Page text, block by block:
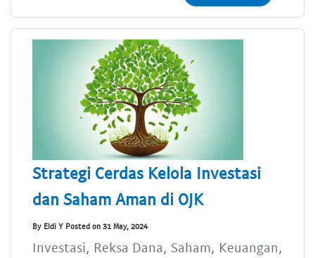
Strategi Cerdas Kelola Investasi
dan Saham Aman di OJK
By Eldi Y Posted on 31 May, 2024
Investasi, Reksa Dana, Saham, Keuangan,